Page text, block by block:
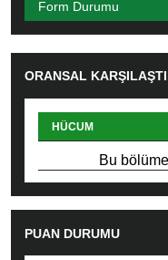
Form Durumu
ORANSAL
HÜCUM
Bu
PUAN DURUMU